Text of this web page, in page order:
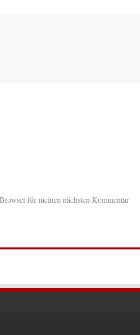
für meinen nächsten Kommentar